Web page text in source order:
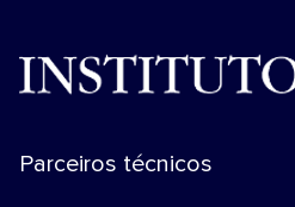
Parceiros técnicos